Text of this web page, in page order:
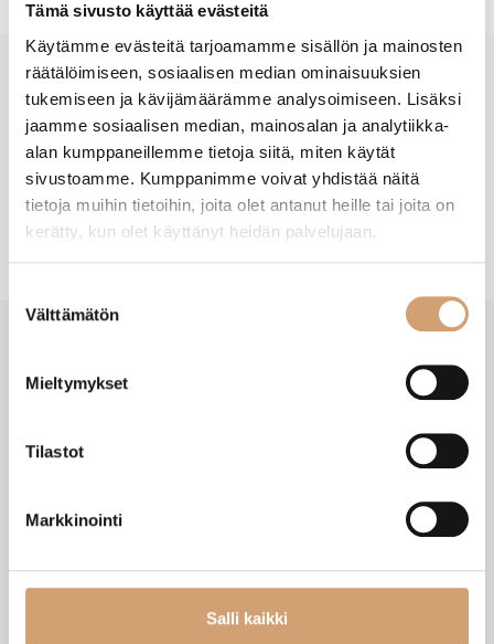
Tämä sivusto käyttää evästeitä
Käytämme evästeitä tarjoamamme sisällön ja mainosten
räätälöimiseen, sosiaalisen median ominaisuuksien
tukemiseen ja kävijämäärämme analysoimiseen. Lisäksi
jaamme sosiaalisen median, mainosalan ja analytiikka-
alan kumppaneillemme tietoja siitä, miten käytät
sivustoamme. Kumppanimme voivat yhdistää näitä
tietoja muihin tietoihin, joita olet antanut heille tai joita on
kerätty, kun olet käyttänyt heidän palvelujaan.
valinta
Välttämätön
Mieltymykset
Tilastot
Markkinointi
Salli kaikki
- Tuotteesta ei ole vielä arvosteluja -
New content loaded